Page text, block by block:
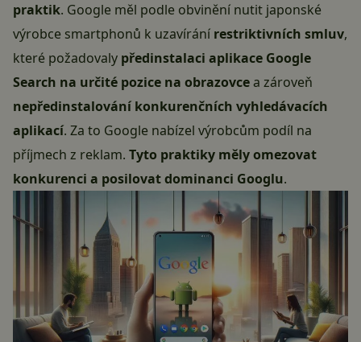
praktik. Google měl podle obvinění nutit japonské
výrobce smartphonů k uzavírání restriktivních smluv,
které požadovaly předinstalaci aplikace Google
Search na určité pozice na obrazovcea zároveň
nepředinstalování konkurenčních vyhledávacích
aplikací. Za to Google nabízel výrobcům podíl na
příjmech z reklam. Tyto praktiky měly omezovat
konkurenci a posilovat dominanci Googlu.